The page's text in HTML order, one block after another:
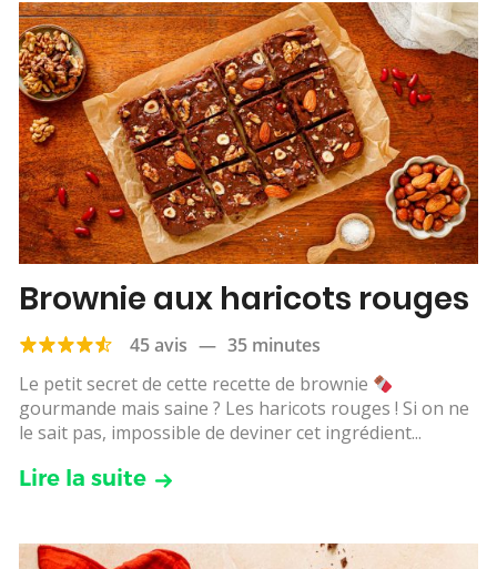
Brownie aux haricots rouges
45 avis — 35 minutes
Le petit secret de cette recette de brownie
gourmande mais saine ? Les haricots rouges ! Si on ne
le sait pas, impossible de deviner cet ingrédient...
Lire la suite